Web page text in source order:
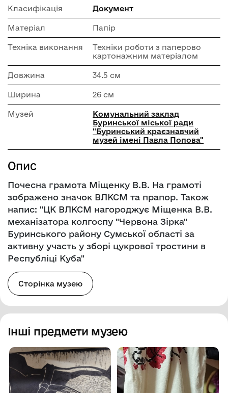
Класифікація Документ
Матеріал Папір
Техніка виконання
Техніки роботи з паперово
картонажним матеріалом
Довжина 34.5 см
Ширина 26 см
Музей
Комунальний заклад
Буринської міської ради
"Буринський краєзнавчий
музей імені Павла Попова"
Опис
Почесна грамота Міщенку В.В. На грамоті
зображено значок ВЛКСМ та прапор. Також
напис: "ЦК ВЛКСМ нагороджує Міщенка В.В.
механізатора колгоспу "Червона Зірка"
Буринського району Сумської області за
активну участь у зборі цукрової тростини в
Республіці Куба"
Сторінка музею
Інші предмети музею